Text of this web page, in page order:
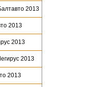
2013
2013
2013
2013
2013